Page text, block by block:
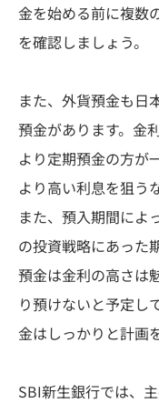
金を始める前に複数
を確認しましょう。
また、外貨預金も日
預金があります。金
より定期預金の方が
より高い利息を狙う
また、預入期間によ
の投資戦略にあった
預金は金利の高さは
り預けないと予定し
金はしっかりと計画
SBI新生銀行では、